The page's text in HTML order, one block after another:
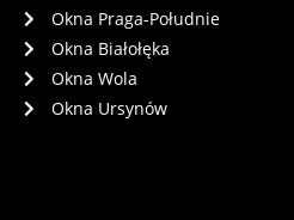
Okna Praga-Południe
Okna Białołęka
Okna Wola
Okna Ursynów